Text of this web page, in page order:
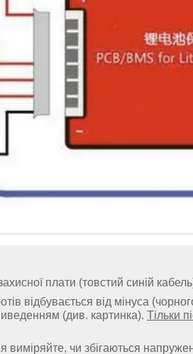
плати (товстий синій
відбувається від мінуса
(див. картинка). Тільки
чи збігаються